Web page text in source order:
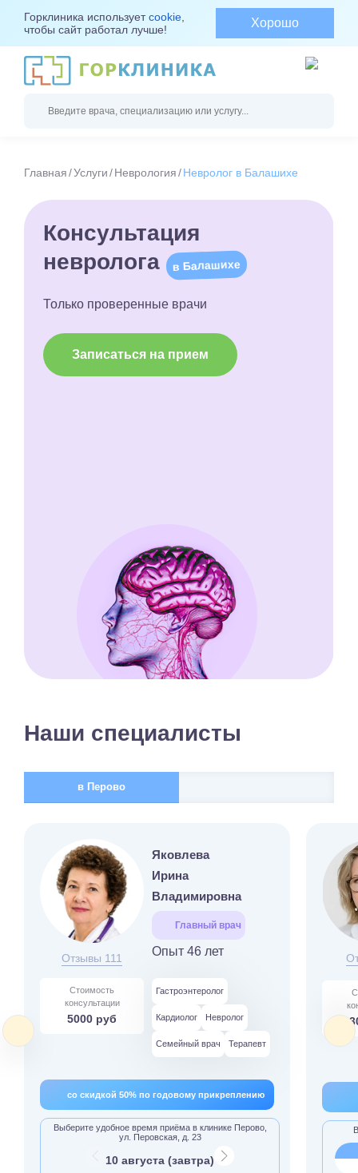
Горклиника используетcookie
чтобы сайт работал лучше!
Хорошо
Главная Услуги Неврология Невролог в Балашихе
Консультация
невролога
в Балашихе
Только проверенные врачи
Записаться на прием
Наши специалисты
в Перово
Отзывы 111
Яковлева
Ирина
Владимировна
Главный врач
Опыт 46 лет
Стоимость
консультации
5000 руб
Гастроэнтеролог
Кардиолог Невролог
Семейный врач Терапевт
со скидкой 50% по годовому прикреплению
Выберите удобное время приёма в клинике Перово,
ул. Перовская, д. 23
10 августа (завтра)